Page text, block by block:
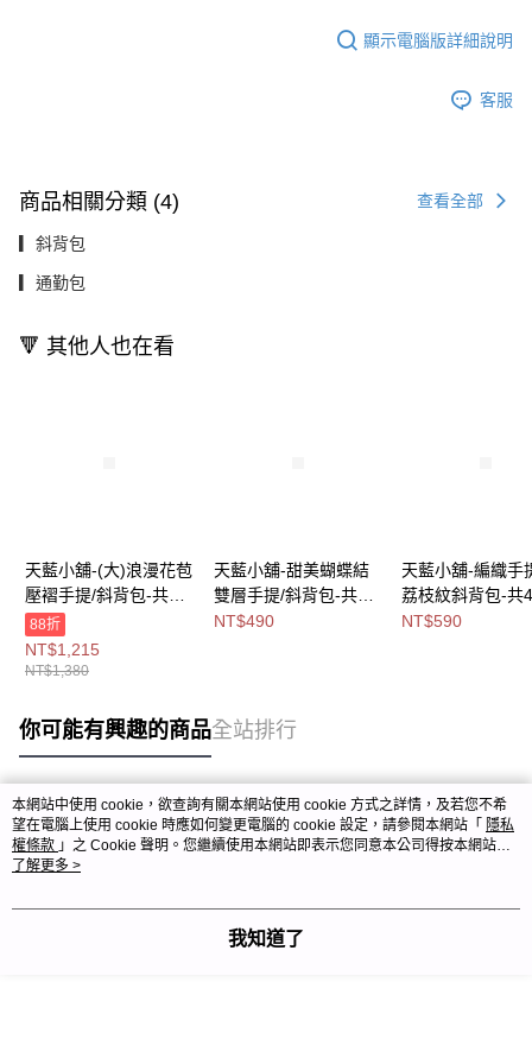
顯示電腦版詳細說明
客服
商品相關分類 (4) 查看全部
▎斜背包
▎通勤包
🔻 其他人也在看
天藍小舖-(大)浪漫花苞
壓褶手提/斜背包-共4
色-$1380【A1515307
0】
88折
NT$1,215
NT$1,380
天藍小舖-甜美蝴蝶結
雙層手提/斜背包-共4
色-$490【A17174959
NT$490
天藍小舖-編織手
荔枝紋斜背包-共4
色-$590【
NT$590
你可能有興趣的商品全站排行
熱門標籤
本網站中使用 cookie，欲查詢有關本網站使用 cookie 方式之詳情，及若您不希
望在電腦上使用 cookie 時應如何變更電腦的 cookie 設定，請參閱本網站「 隱私
權條款 」之 Cookie 聲明。您繼續使用本網站即表示您同意本公司得按本網站使
用條款之 Cookie 聲明使用 cookie。
了解更多 >
我知道了